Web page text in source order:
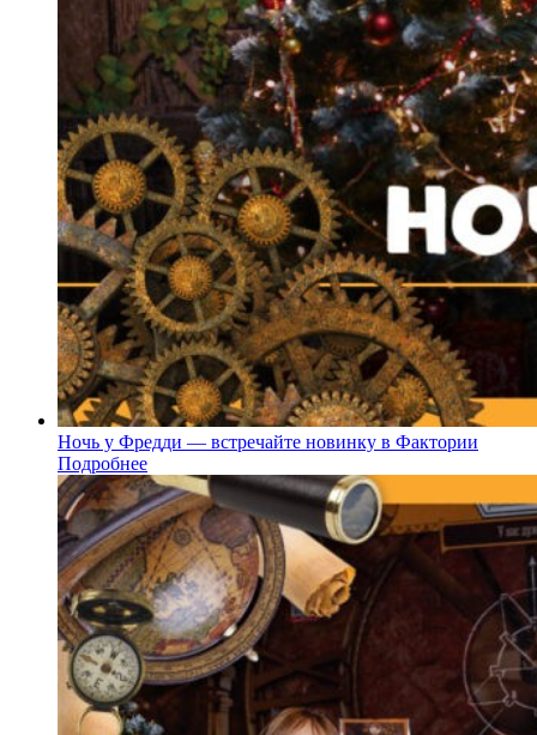
Ночь у Фредди — встречайте новинку в Фактории
Подробнее